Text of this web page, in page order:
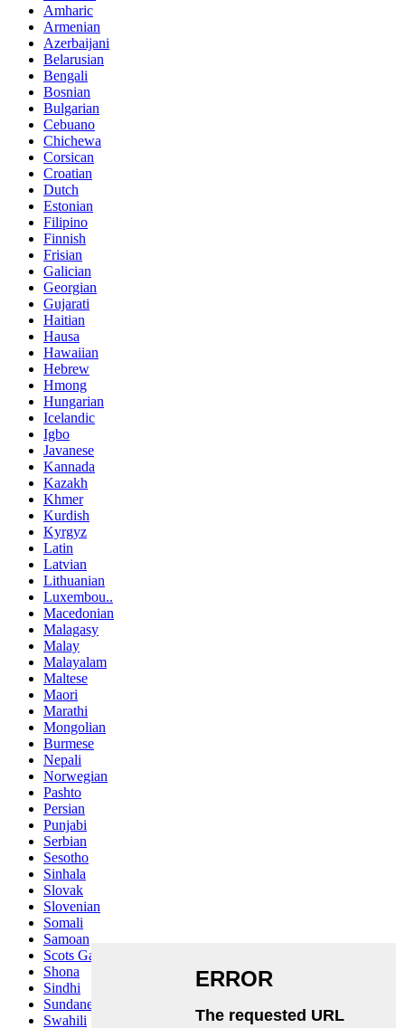
Amharic
Armenian
Azerbaijani
Belarusian
Bengali
Bosnian
Bulgarian
Cebuano
Chichewa
Corsican
Croatian
Dutch
Estonian
Filipino
Finnish
Frisian
Galician
Georgian
Gujarati
Haitian
Hausa
Hawaiian
Hebrew
Hmong
Hungarian
Icelandic
Igbo
Javanese
Kannada
Kazakh
Khmer
Kurdish
Kyrgyz
Latin
Latvian
Lithuanian
Luxembou..
Macedonian
Malagasy
Malay
Malayalam
Maltese
Maori
Marathi
Mongolian
Burmese
Nepali
Norwegian
Pashto
Persian
Punjabi
Serbian
Sesotho
Sinhala
Slovak
Slovenian
Somali
Samoan
Scots Gaelic
Shona
Sindhi
Sundanese
Swahili